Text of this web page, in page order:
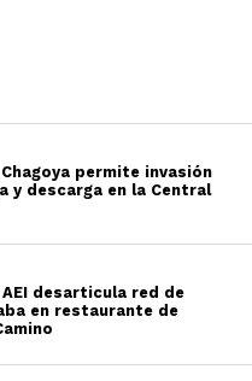
permite invasión
y descarga en la Central
desarticula red de
en restaurante de